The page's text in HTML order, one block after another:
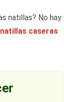
natillas? No hay
caseras